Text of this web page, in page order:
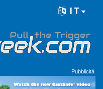
IT
Pubblicità